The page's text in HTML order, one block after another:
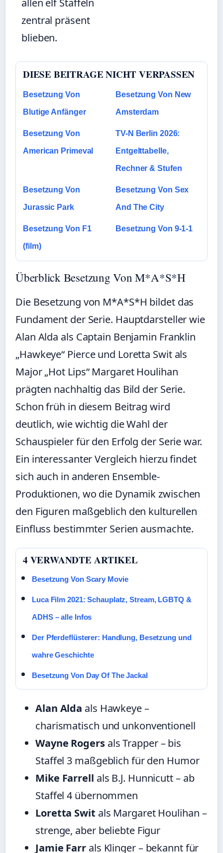
allen elf Staffeln
zentral präsent
blieben.
DIESE BEITRAGE NICHT VERPASSEN
Besetzung Von
Blutige Anfänger
Besetzung Von New
Amsterdam
Besetzung Von
American Primeval
TV-N Berlin 2026:
Entgelttabelle,
Rechner & Stufen
Besetzung Von
Jurassic Park
Besetzung Von Sex
And The City
Besetzung Von F1
(film)
Besetzung Von 9-1-1
Überblick Besetzung Von M*A*S*H
Die Besetzung von M*A*S*H bildet das
Fundament der Serie. Hauptdarsteller wie
Alan Alda als Captain Benjamin Franklin
„Hawkeye“ Pierce und Loretta Swit als
Major „Hot Lips“ Margaret Houlihan
prägten nachhaltig das Bild der Serie.
Schon früh in diesem Beitrag wird
deutlich, wie wichtig die Wahl der
Schauspieler für den Erfolg der Serie war.
Ein interessanter Vergleich hierzu findet
sich auch in anderen Ensemble-
Produktionen, wo die Dynamik zwischen
den Figuren maßgeblich den kulturellen
Einfluss bestimmter Serien ausmachte.
4 VERWANDTE ARTIKEL
Besetzung Von Scary Movie
Luca Film 2021: Schauplatz, Stream, LGBTQ &
ADHS – alle Infos
Der Pferdeflüsterer: Handlung, Besetzung und
wahre Geschichte
Besetzung Von Day Of The Jackal
Alan Alda als Hawkeye –
charismatisch und unkonventionell
Wayne Rogersals Trapper – bis
Staffel 3 maßgeblich für den Humor
Mike Farrell als B.J. Hunnicutt – ab
Staffel 4 übernommen
Loretta Swit als Margaret Houlihan –
strenge, aber beliebte Figur
Jamie Farr als Klinger – bekannt für